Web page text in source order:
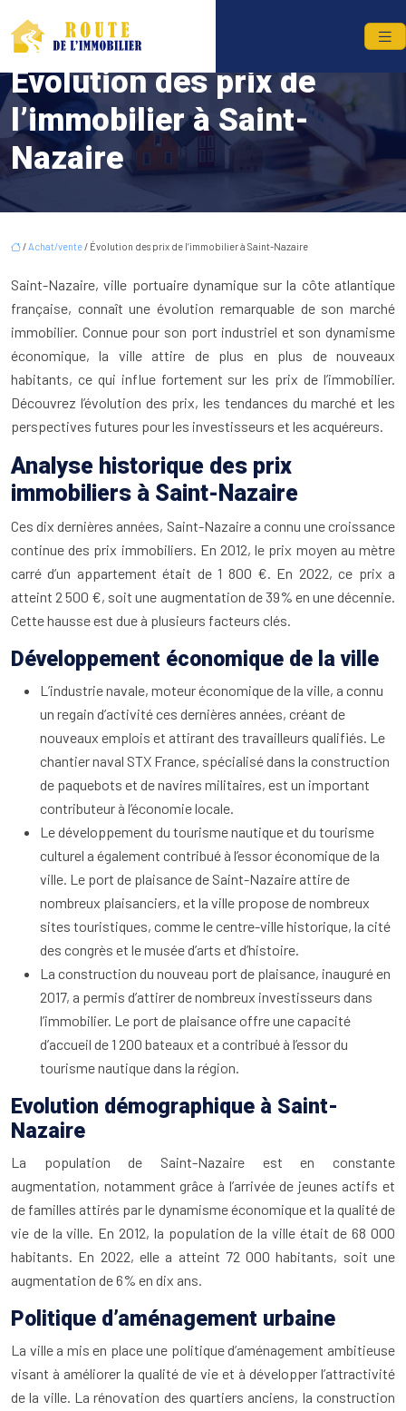
Évolution des prix de
l’immobilier à Saint-
Nazaire
/Achat/vente/ Évolution des prix de l’immobilier à Saint-Nazaire
Saint-Nazaire, ville portuaire dynamique sur la côte atlantique
française, connaît une évolution remarquable de son marché
immobilier. Connue pour son port industriel et son dynamisme
économique, la ville attire de plus en plus de nouveaux
habitants, ce qui influe fortement sur les prix de l’immobilier.
Découvrez l’évolution des prix, les tendances du marché et les
perspectives futures pour les investisseurs et les acquéreurs.
Analyse historique des prix
immobiliers à Saint-Nazaire
Ces dix dernières années, Saint-Nazaire a connu une croissance
continue des prix immobiliers. En 2012, le prix moyen au mètre
carré d’un appartement était de 1 800 €. En 2022, ce prix a
atteint 2 500 €, soit une augmentation de 39% en une décennie.
Cette hausse est due à plusieurs facteurs clés.
Développement économique de la ville
L’industrie navale, moteur économique de la ville, a connu
un regain d’activité ces dernières années, créant de
nouveaux emplois et attirant des travailleurs qualifiés. Le
chantier naval STX France, spécialisé dans la construction
de paquebots et de navires militaires, est un important
contributeur à l’économie locale.
Le développement du tourisme nautique et du tourisme
culturel a également contribué à l’essor économique de la
ville. Le port de plaisance de Saint-Nazaire attire de
nombreux plaisanciers, et la ville propose de nombreux
sites touristiques, comme le centre-ville historique, la cité
des congrès et le musée d’arts et d’histoire.
La construction du nouveau port de plaisance, inauguré en
2017, a permis d’attirer de nombreux investisseurs dans
l’immobilier. Le port de plaisance offre une capacité
d’accueil de 1 200 bateaux et a contribué à l’essor du
tourisme nautique dans la région.
Evolution démographique à Saint-
Nazaire
La population de Saint-Nazaire est en constante
augmentation, notamment grâce à l’arrivée de jeunes actifs et
de familles attirés par le dynamisme économique et la qualité de
vie de la ville. En 2012, la population de la ville était de 68 000
habitants. En 2022, elle a atteint 72 000 habitants, soit une
augmentation de 6% en dix ans.
Politique d’aménagement urbaine
La ville a mis en place une politique d’aménagement ambitieuse
visant à améliorer la qualité de vie et à développer l’attractivité
de la ville. La rénovation des quartiers anciens, la construction